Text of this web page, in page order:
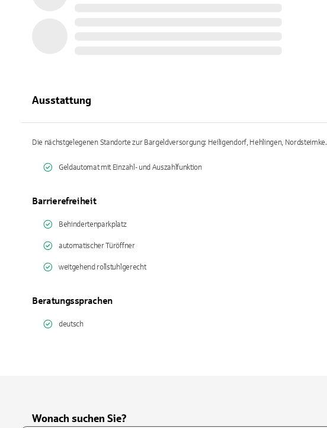
Ausstattung
Die nächstgelegenen Standorte zur Bargeldversorgung: Heiligendorf, Hehlingen, Nordsteimke.
Geldautomat mit Einzahl- und Auszahlfunktion
Barrierefreiheit
Behindertenparkplatz
automatischer Türöffner
weitgehend rollstuhlgerecht
Beratungssprachen
deutsch
Wonach suchen Sie?